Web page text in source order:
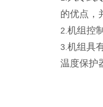
的优点，
2. 机组控
3. 机组具
温度保护